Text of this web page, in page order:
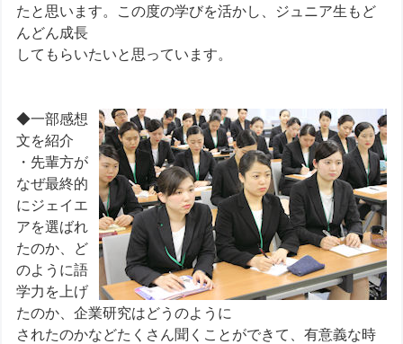
たと思います。この度の学びを活かし、ジュニア生もど
んどん成長
してもらいたいと思っています。
◆一部感想
文を紹介
・先輩方が
なぜ最終的
にジェイエ
アを選ばれ
たのか、ど
のように語
学力を上げ
たのか、企業研究はどうのように
されたのかなどたくさん聞くことができて、有意義な時